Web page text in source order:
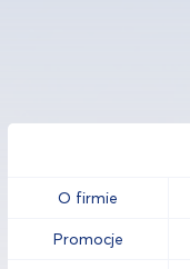
O firmie
Promocje